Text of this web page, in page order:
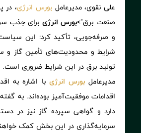
علی نقوی، مدیرعاملبورس انرژی، در
صنعت برق">بورس انرژی برای جذب
و صرفه‌جویی، تأکید کرد: این
شرایط و محدودیت‌های تأمین گاز و
تولید برق در این شرایط ضروری است.
مدیرعاملبورس انرژی با اشاره به
اقدامات موفقیت‌آمیز بوده‌اند. به
دارد و گواهی سپرده گاز نیز در
سرمایه‌گذاری در این بخش کمک